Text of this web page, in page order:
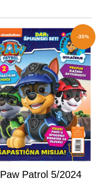
-35%
Paw Patrol 5/2024